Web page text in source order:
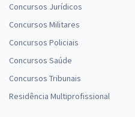
Concursos Jurídicos
Concursos Militares
Concursos Policiais
Concursos Saúde
Concursos Tribunais
Residência Multiprofissional